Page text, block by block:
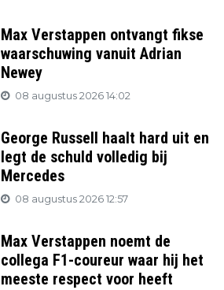
Max Verstappen ontvangt fikse
waarschuwing vanuit Adrian
Newey
08 augustus 2026 14:02
George Russell haalt hard uit en
legt de schuld volledig bij
Mercedes
08 augustus 2026 12:57
Max Verstappen noemt de
collega F1-coureur waar hij het
meeste respect voor heeft